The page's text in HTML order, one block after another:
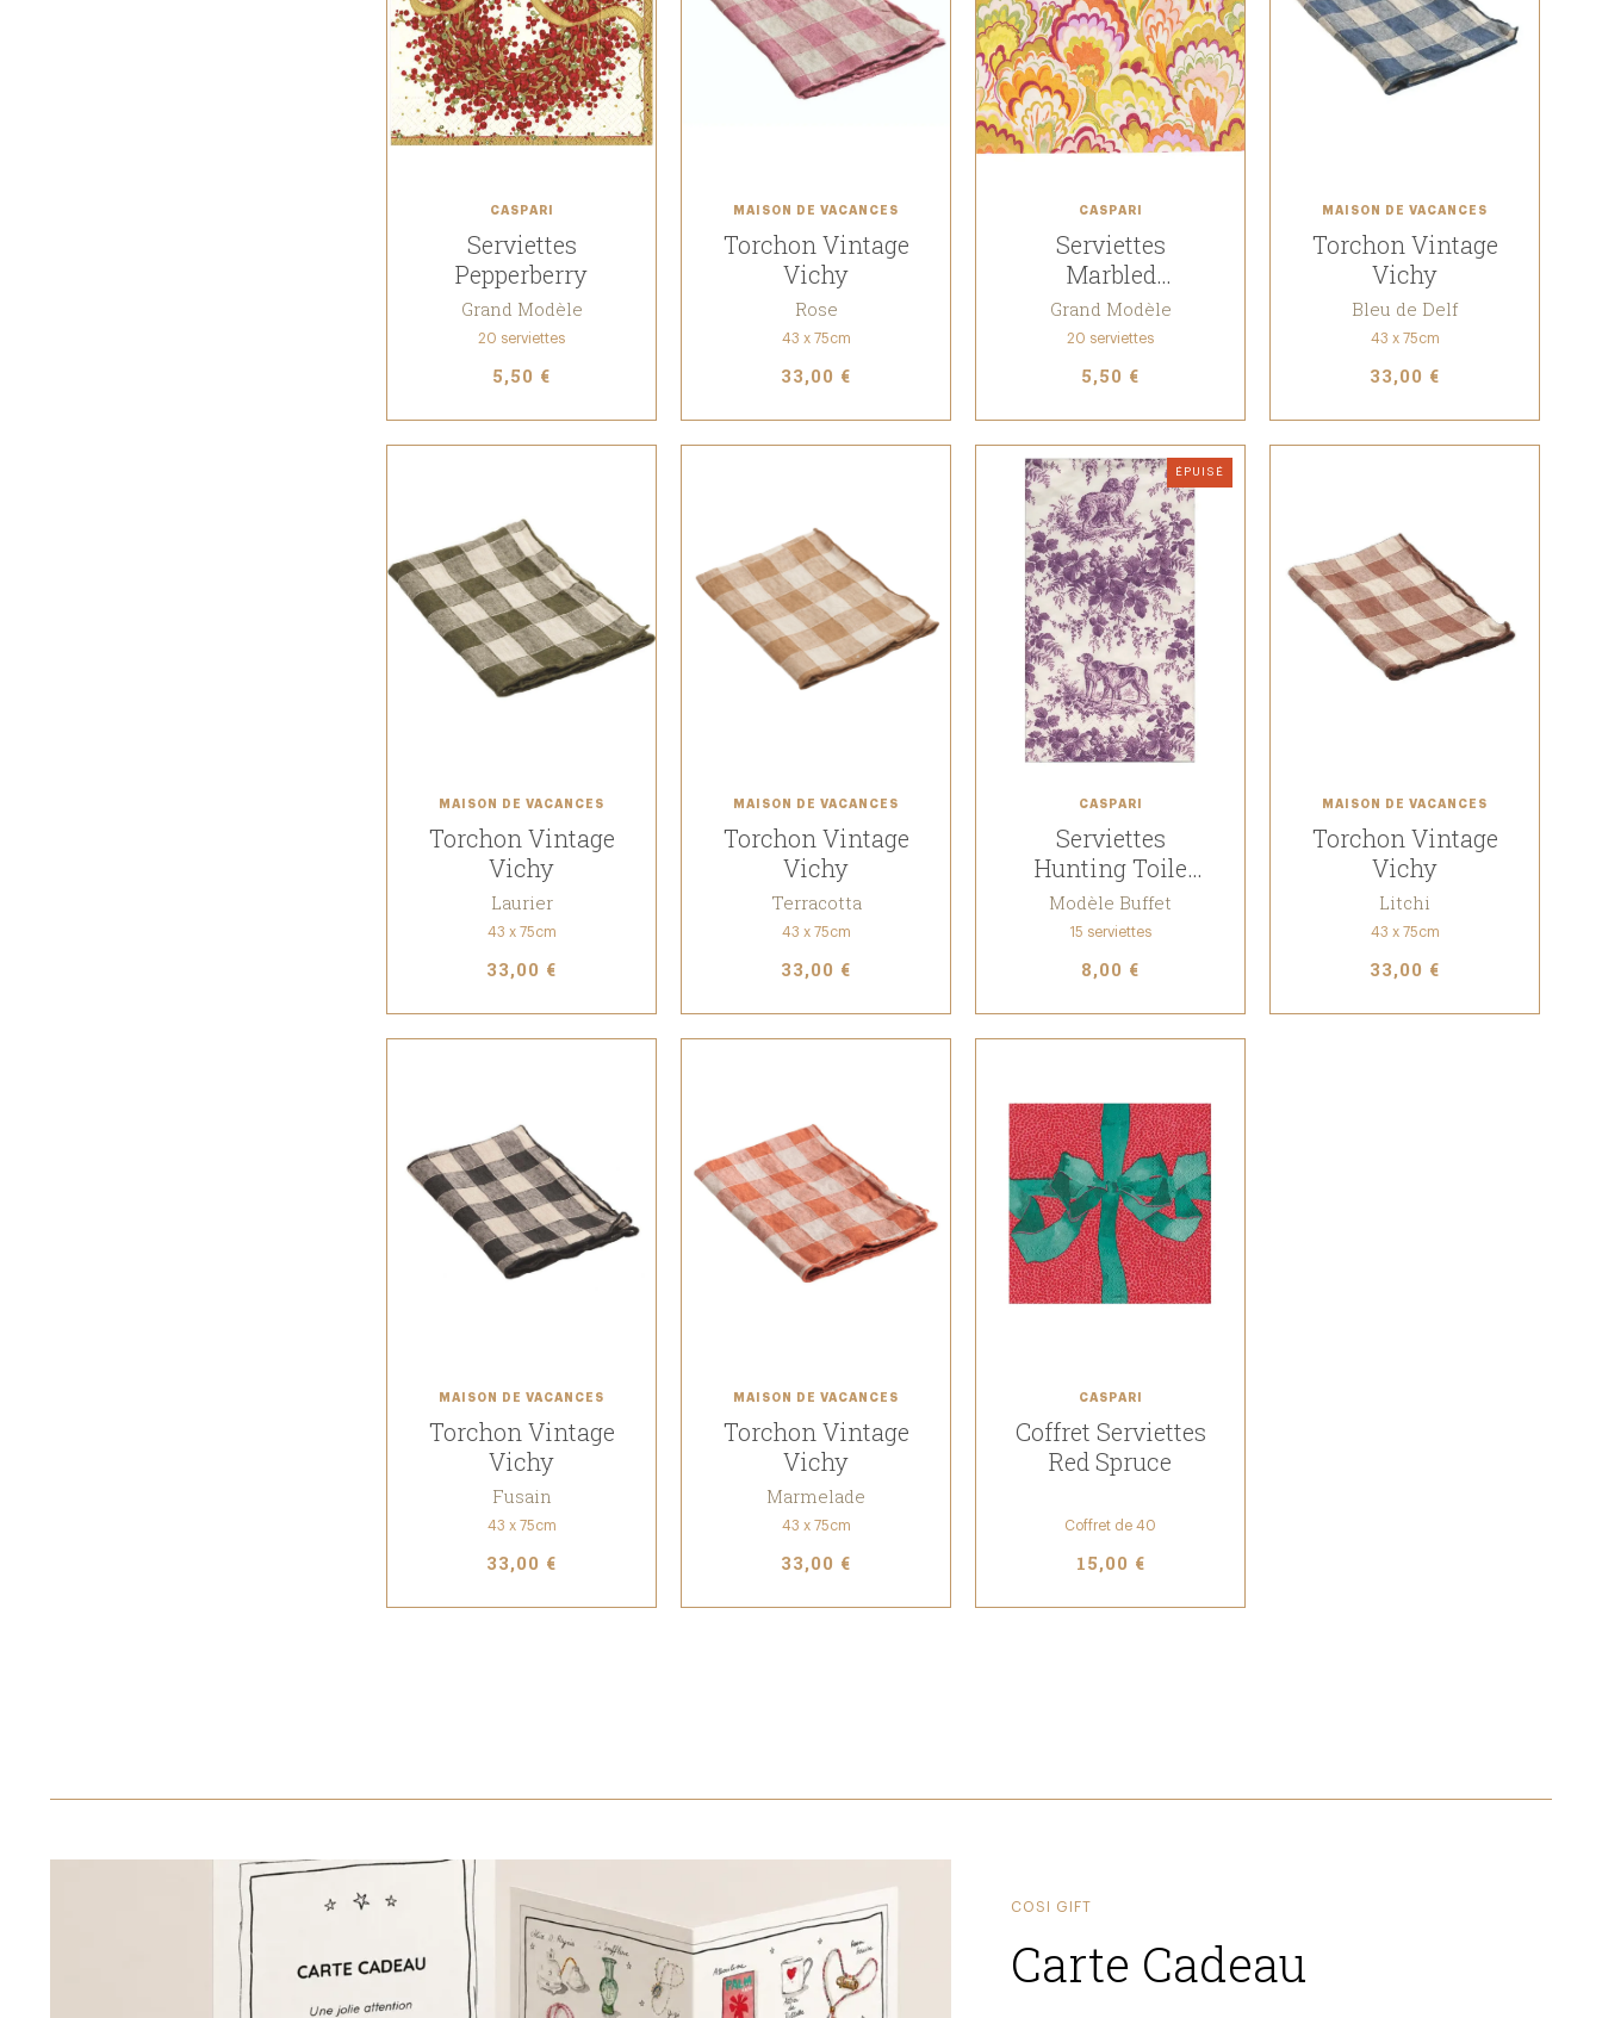
CASPARI
Serviettes
Pepperberry
Grand Modèle
20 serviettes
5,50 €
MAISON DE VACANCES
Torchon Vintage
Vichy
Rose
43 x 75cm
33,00 €
CASPARI
Serviettes
Marbled
Raspberry &
Chartreuse
Grand Modèle
20 serviettes
5,50 €
MAISON DE VACANCES
Torchon Vintage
Vichy
Bleu de Delf
43 x 75cm
33,00 €
MAISON DE VACANCES
Torchon Vintage
Vichy
Laurier
43 x 75cm
33,00 €
MAISON DE VACANCES
Torchon Vintage
Vichy
Terracotta
43 x 75cm
33,00 €
ÉPUISÉ
CASPARI
Serviettes
Hunting Toile
Aubergine
Modèle Buffet
15 serviettes
8,00 €
MAISON DE VACANCES
Torchon Vintage
Vichy
Litchi
43 x 75cm
33,00 €
MAISON DE VACANCES
Torchon Vintage
Vichy
Fusain
43 x 75cm
33,00 €
MAISON DE VACANCES
Torchon Vintage
Vichy
Marmelade
43 x 75cm
33,00 €
CASPARI
Coffret Serviettes
Red Spruce
Coffret de 40
15,00 €
COSI GIFT
Carte Cadeau